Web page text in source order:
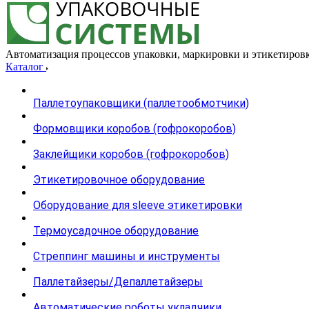
Автоматизация процессов упаковки, маркировки и
Каталог
Паллетоупаковщики (паллетообмотчики)
Формовщики коробов (гофрокоробов)
Заклейщики коробов (гофрокоробов)
Этикетировочное оборудование
Оборудование для sleeve этикетировки
Термоусадочное оборудование
Стреппинг машины и инструменты
Паллетайзеры/Депаллетайзеры